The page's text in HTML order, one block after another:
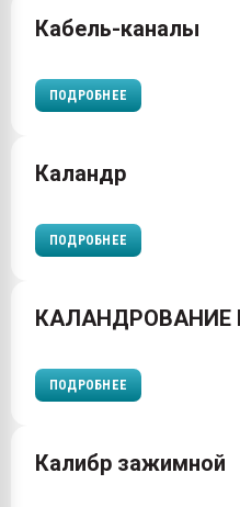
Кабель-каналы
ПОДРОБНЕЕ
Каландр
ПОДРОБНЕЕ
КАЛАНДРОВАНИЕ
ПОДРОБНЕЕ
Калибр зажимной